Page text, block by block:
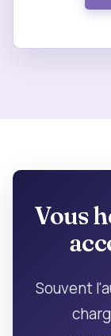
Vous
Souvent